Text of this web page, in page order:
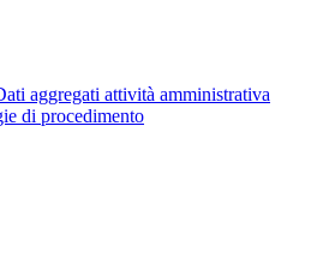
aggregati attività amministrativa
di procedimento